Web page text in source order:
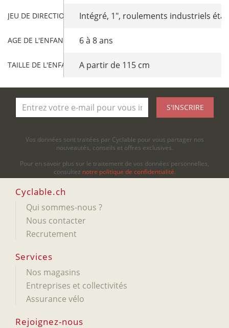
JEU DE DIRECTION Intégré, 1", roulements industriels
AGE DE L'ENFANT 6 à 8 ans
TAILLE DE L'ENFANT A partir de 115 cm
S'INSCRIRE
Vos données sont traitées par Cyclable pour vous partager nos
nouveautés, conseils et offres exclusives.
Pour en savoir plus sur le traitement de vos données personnelles,
consultez notre politique de confidentialité.
Cyclable.ch
Qui sommes-nous ?
Nous contacter
Recrutement
Services
Nos magasins
Entreprises et collectivités
Assurance vélo
Rejoignez-nous